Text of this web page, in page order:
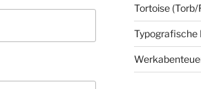
Tortoise (Torb/
Typografische